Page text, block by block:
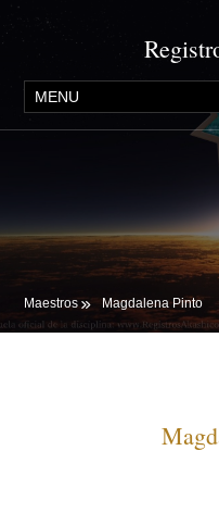
Maestros Magdalena Pinto